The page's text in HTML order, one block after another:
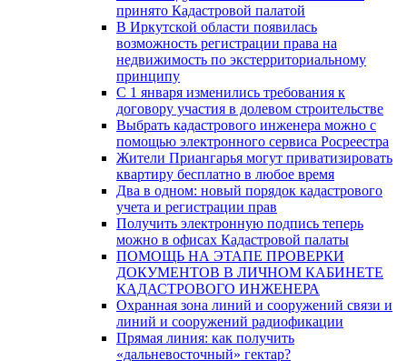
принято Кадастровой палатой
В Иркутской области появилась
возможность регистрации права на
недвижимость по экстерриториальному
принципу
C 1 января изменились требования к
договору участия в долевом строительстве
Выбрать кадастрового инженера можно с
помощью электронного сервиса Росреестра
Жители Приангарья могут приватизировать
квартиру бесплатно в любое время
Два в одном: новый порядок кадастрового
учета и регистрации прав
Получить электронную подпись теперь
можно в офисах Кадастровой палаты
ПОМОЩЬ НА ЭТАПЕ ПРОВЕРКИ
ДОКУМЕНТОВ В ЛИЧНОМ КАБИНЕТЕ
КАДАСТРОВОГО ИНЖЕНЕРА
Охранная зона линий и сооружений связи и
линий и сооружений радиофикации
Прямая линия: как получить
«дальневосточный» гектар?